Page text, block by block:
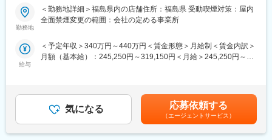
者出身者の採用実績もあり、専門分野が異なる方でも挑戦できる
環境です。
変更の範囲：会社の定める業務
■社風：
・当社では地元の中小企業をサポートすることがミッションであ
ラットな社風にて若手の育成についても重要視しています。
楽天モバイルショップに来店されるお客様へ、スマートフォン・
料金プラン・楽天カード・楽天市場・楽天ポイントなど、楽天経
活をより豊かにするトータルサポートを行うポジションです。
・未経験の方も歓迎！充実した研修制度あり
【選考会の概要】
・形式： Web開催（事前に企業セミナー動画をご視聴いただきま
勤務地
＜勤務地詳細＞福島県内の店舗住所：福島県 受動喫煙対策：屋内
全面禁煙変更の範囲：会社の定める事業所
給与
＜予定年収＞340万円～440万円＜賃金形態＞月給制＜賃金内訳＞
月額（基本給）：245,250円～319,150円＜月給＞245,250円～
ます。月給(月額)は固定手当を含めた表記です。
気になる 応募依頼する
（エージェントサービス）